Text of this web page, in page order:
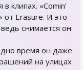
клипах. «Comin’
от Erasure. И это
снимается он
время он даже
на улицах